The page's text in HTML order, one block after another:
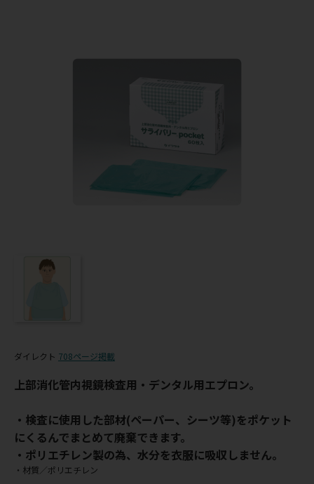
ダイレクト 708ページ掲載
上部消化管内視鏡検査用・デンタル用エプロン。
・検査に使用した部材(ペーパー、シーツ等)をポケット
にくるんでまとめて廃棄できます。
・ポリエチレン製の為、水分を衣服に吸収しません。
・材質／ポリエチレン